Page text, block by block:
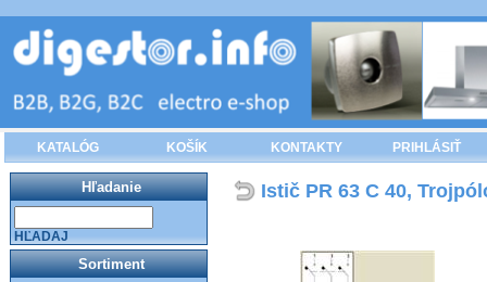
KATALÓG KOŠÍK KONTAKTY PRIHLÁSIŤ
Istič PR 63 C 40,
Hľadanie
HĽADAJ
Sortiment